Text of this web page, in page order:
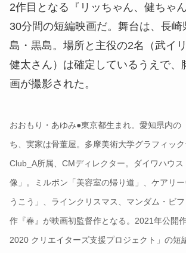
2作目となる『リッちゃん、健ちゃ
30分間の短編映画だ。舞台は、長
島・黒島。場所と主役の2名（武イ
健太さん）は確定しているうえで、
画が撮影された。
おおもり・あゆみ●東京都生まれ。愛知県内の
ち、実家は骨董屋。多摩美術大学グラフィック
Club_A所属、CMディレクター。ダイワハウ
像」。ミルボン「美容室の帰り道」、ケアリ
うこう」、ラインクリスマス、マンダム・ビ
作『春』が映画初監督作となる。2021年公開
2020 クリエイターズ支援プロジェクト」の短